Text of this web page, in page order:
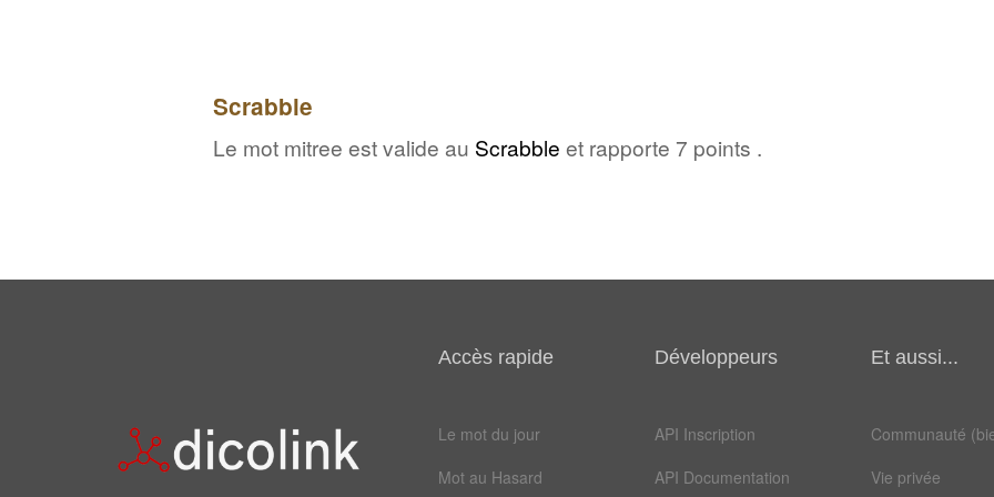
Scrabble
Le mot mitree est valide au Scrabble et rapporte 7 points .
Accès rapide
Le mot du jour
Mot au Hasard
Développeurs
API Inscription
API Documentation
Et aussi...
Communauté
Vie privée